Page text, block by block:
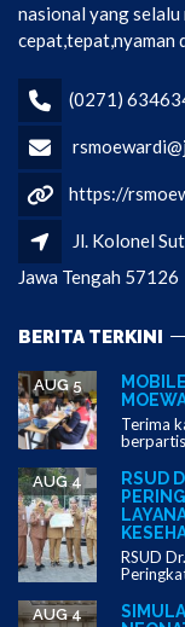
nasional yang selalu
cepat,tepat,nyaman
(0271)
https://
Jl. Kolonel
Jawa Tengah 57126
BERITA TERKINI
AUG 5
Terima
RSUD
AUG 4
RSUD
AUG 4